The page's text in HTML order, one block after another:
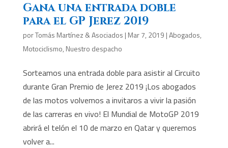
Gana una entrada doble
para el GP Jerez 2019
porTomás Martínez & Asociados | Mar 7, 2019 |Abogados,
Motociclismo, Nuestro despacho
Sorteamos una entrada doble para asistir al Circuito
durante Gran Premio de Jerez 2019 ¡Los abogados
de las motos volvemos a invitaros a vivir la pasión
de las carreras en vivo! El Mundial de MotoGP 2019
abrirá el telón el 10 de marzo en Qatar y queremos
volver a...